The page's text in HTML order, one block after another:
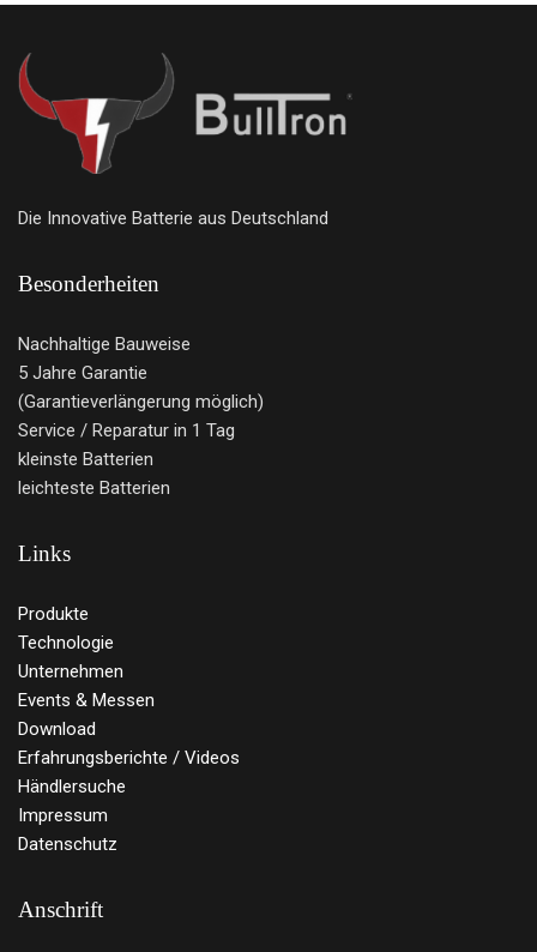
Die Innovative Batterie aus Deutschland
Besonderheiten
Nachhaltige Bauweise
5 Jahre Garantie
(Garantieverlängerung möglich)
Service / Reparatur in 1 Tag
kleinste Batterien
leichteste Batterien
Links
Produkte
Technologie
Unternehmen
Events & Messen
Download
Erfahrungsberichte / Videos
Händlersuche
Impressum
Datenschutz
Anschrift